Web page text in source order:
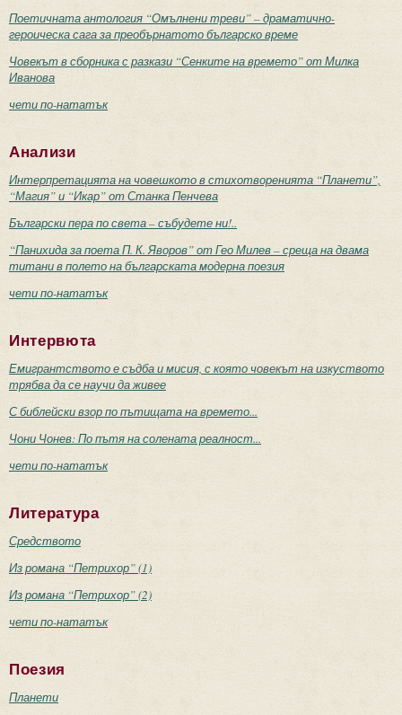
Поетичната антология “Омълнени треви” – драматично-
героическа сага за преобърнатото българско време
Човекът в сборника с разкази “Сенките на времето” от Милка
Иванова
чети по-нататък
Анализи
Интерпретацията на човешкото в стихотворенията “Планети”,
“Магия” и “Икар” от Станка Пенчева
Български пера по света – събудете ни!..
“Панихида за поета П. К. Яворов” от Гео Милев – среща на двама
титани в полето на българската модерна поезия
чети по-нататък
Интервюта
Емигрантството е съдба и мисия, с която човекът на изкуството
трябва да се научи да живее
С библейски взор по пътищата на времето...
Чони Чонев: По пътя на солената реалност...
чети по-нататък
Литература
Средството
Из романа “Петрихор” (1)
Из романа “Петрихор” (2)
чети по-нататък
Поезия
Планети